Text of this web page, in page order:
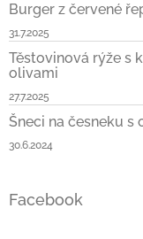
Burger z červené
31.7.2025
Těstovinová rýže s
olivami
27.7.2025
Šneci na česneku
30.6.2024
Facebook